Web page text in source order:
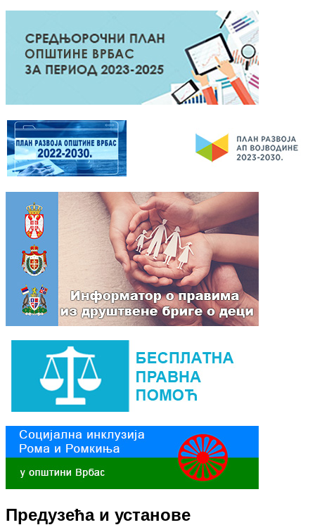
Предузећа и установе